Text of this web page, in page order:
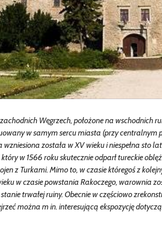
Węgrzech, położone na wschodnich
w samym sercu miasta (przy centralnym
została w XV wieku i niespełna sto
w 1566 roku skutecznie odparł tureckie
z Turkami. Mimo to, w czasie któregoś z
w czasie powstania Rakoczego, warownia
trwałej ruiny. Obecnie w częściowo
można m in. interesującą ekspozycję